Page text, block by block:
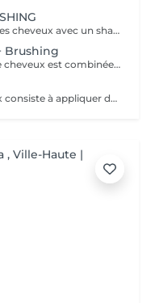
Ce service en salon inclut le lavage des cheveux avec un shampoing et un après-shampoing pour nettoyer et nourrir, suivi d'un brushing professionnel réalisé avec un sèche-cheveux et des brosses pour coiffer les cheveux. Le brushing crée une finition lisse, brillante et volumineuse, adaptée au look désiré, que ce soit lisse, ondulé ou bouclé. Cheveux courts : jusqu'à la nuque Cheveux mi-longs : jusqu'aux épaules Cheveux longs : en dessous des épaules Cheveux très longs : jusqu'au milieu du dos
Brushing
Un service en salon où une coupe de cheveux est combinée avec un brushing professionnel. Cela inclut la coupe des cheveux selon la forme et la longueur désirées, suivie du séchage et du coiffage à l'aide d'un sèche-cheveux et d'une brosse pour obtenir une finition lisse et soignée. Cheveux courts : jusqu'à la nuque Cheveux mi-longs : jusqu'aux épaules Cheveux longs : en dessous des épaules Cheveux très longs : jusqu'au milieu du dos
Ce service de coloration des cheveux consiste à appliquer des produits colorants professionnels de la marque reconnue Davines pour changer, sublimer ou rafraîchir la couleur des cheveux, assurant des résultats éclatants et durables. Davines propose des produits de coloration avec et sans ammoniaque. Veuillez choisir parmi les options suivantes. Note : si vous souhaitez compléter votre look par une coupe de cheveux, veuillez sélectionner l'option de service séparée "Coupe femme (en supplément de la coloration/mèches)" dans notre menu de services.